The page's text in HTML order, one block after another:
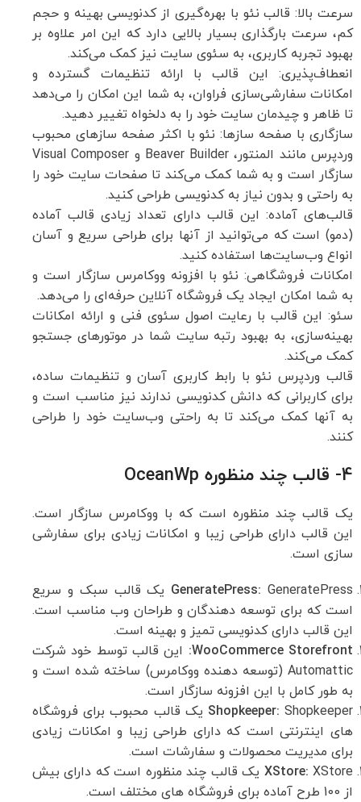
سرعت بالا: قالب نئو با بهره‌گیری از کدنویسی بهینه و حجم
کم، سرعت بارگذاری بسیار بالایی دارد که این امر علاوه بر
بهبود تجربه کاربری، به سئوی سایت نیز کمک می‌کند.
انعطاف‌پذیری: این قالب با ارائه تنظیمات گسترده و
امکانات سفارشی‌سازی فراوان، به شما این امکان را می‌دهد
تا ظاهر و چیدمان سایت خود را به دلخواه تغییر دهید.
سازگاری با صفحه سازها: نئو با اکثر صفحه سازهای محبوب
وردپرس مانند المنتور، Beaver Builder و Visual Composer
سازگار است و به شما کمک می‌کند تا صفحات سایت خود را
به راحتی و بدون نیاز به کدنویسی طراحی کنید.
قالب‌های آماده: این قالب دارای تعداد زیادی قالب آماده
(دمو) است که می‌توانید از آنها برای طراحی سریع و آسان
انواع وب‌سایت‌ها استفاده کنید.
امکانات فروشگاهی: نئو با افزونه ووکامرس سازگار است و
به شما امکان ایجاد یک فروشگاه آنلاین حرفه‌ای را می‌دهد.
سئو: این قالب با رعایت اصول سئوی فنی و ارائه امکانات
بهینه‌سازی، به بهبود رتبه سایت شما در موتورهای جستجو
کمک می‌کند.
قالب وردپرس نئو با رابط کاربری آسان و تنظیمات ساده،
برای کاربرانی که دانش کدنویسی ندارند نیز مناسب است و
به آنها کمک می‌کند تا به راحتی وب‌سایت خود را طراحی
کنند.
4- قالب چند منظوره OceanWp
یک قالب چند منظوره است که با ووکامرس سازگار است.
این قالب دارای طراحی زیبا و امکانات زیادی برای سفارشی
سازی است.
GeneratePress: GeneratePress یک قالب سبک و سریع
است که برای توسعه دهندگان و طراحان وب مناسب است.
این قالب دارای کدنویسی تمیز و بهینه است.
WooCommerce Storefront: این قالب توسط خود شرکت
Automattic (توسعه دهنده ووکامرس) ساخته شده است و
به طور کامل با این افزونه سازگار است.
Shopkeeper: Shopkeeper یک قالب محبوب برای فروشگاه
های اینترنتی است که دارای طراحی زیبا و امکانات زیادی
برای مدیریت محصولات و سفارشات است.
XStore: XStore یک قالب چند منظوره است که دارای بیش
از 100 طرح آماده برای فروشگاه های مختلف است.